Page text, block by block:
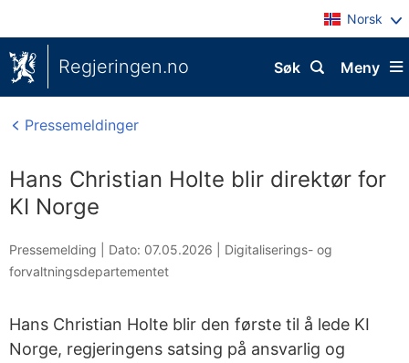
Norsk
Regjeringen.no Meny
Søk
Pressemeldinger
Hans Christian Holte blir direktør for
KI Norge
Pressemelding | Dato: 07.05.2026
Digitaliserings- og
forvaltningsdepartementet
Hans Christian Holte blir den første til å lede KI
Norge, regjeringens satsing på ansvarlig og